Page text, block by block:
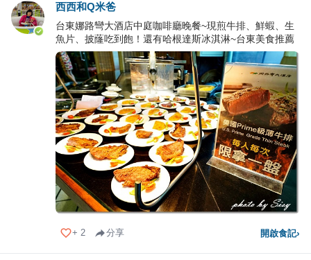
西西和Q米爸
台東娜路彎大酒店中庭咖啡廳晚餐~現煎牛排、鮮蝦、生
魚片、披蕯吃到飽！還有哈根達斯冰淇淋~台東美食推薦
+ 2 分享 開啟食記›